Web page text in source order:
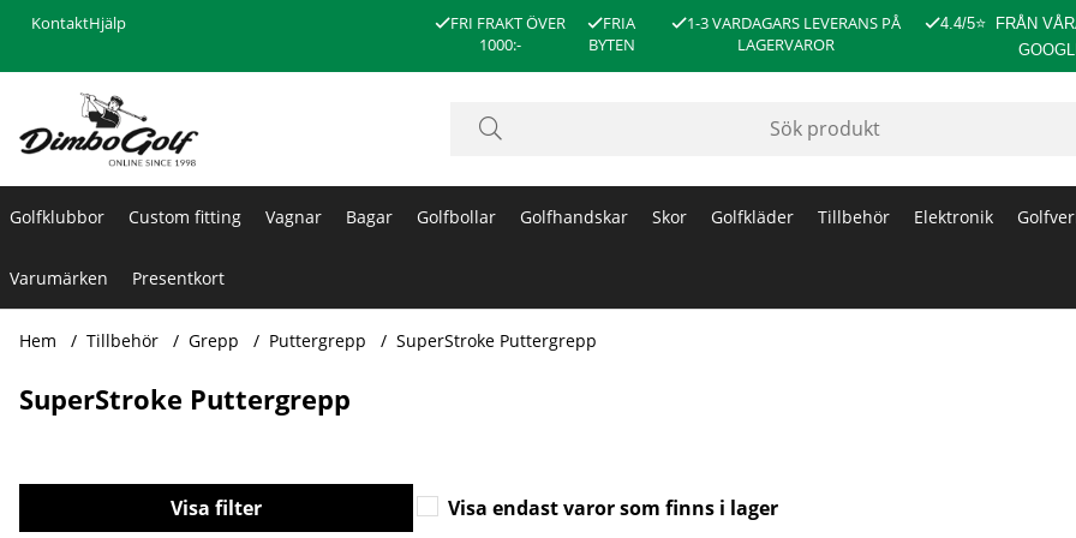
KontaktHjälp
FRI FRAKT ÖVER
1000:-
FRIA
BYTEN
1-3 VARDAGARS LEVERANS PÅ
LAGERVAROR
4.4/5⭐
FRÅN
Golfklubbor Custom fitting Vagnar Bagar Golfbollar Golfhandskar Skor Golfkläder Tillbehör Elektronik
Varumärken Presentkort
Hem Tillbehör Grepp Puttergrepp SuperStroke Puttergrepp
SuperStroke Puttergrepp
Filtrera Visa endast varor som finns i lager